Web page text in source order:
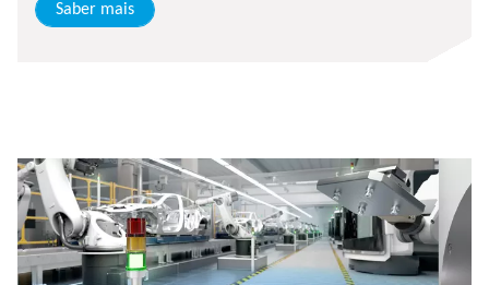
Saber mais